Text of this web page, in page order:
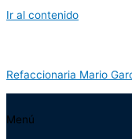
Ir al contenido
Refaccionaria Mario
Menú